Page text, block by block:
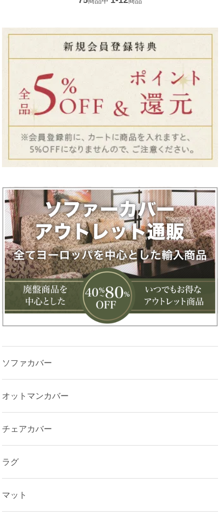
ソファカバー
オットマンカバー
チェアカバー
ラグ
マット